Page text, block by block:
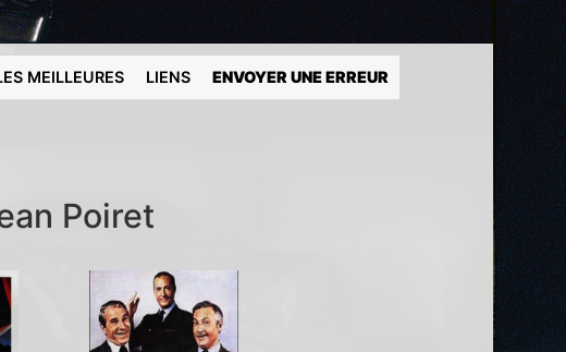
MEILLEURES LIENS ENVOYER UNE ERREUR
Poiret